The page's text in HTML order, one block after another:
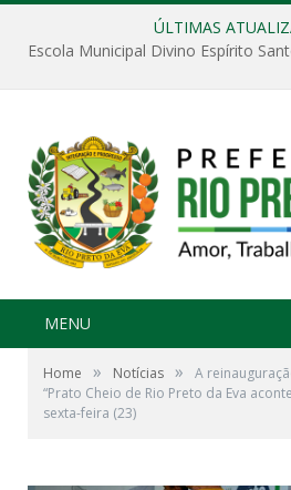
ÚLTIMAS
MENU
Home » Notícias »
A
“Prato Cheio de Rio Preto da Eva
sexta-feira (23)